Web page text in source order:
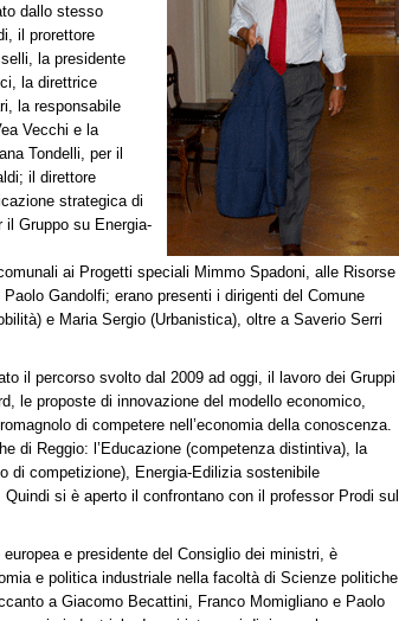
dallo stesso
il prorettore
la presidente
la direttrice
la responsabile
Vecchi e la
Tondelli, per il
il direttore
strategica di
il Gruppo su Energia-
ai Progetti speciali Mimmo Spadoni, alle Risorse
Gandolfi; erano presenti i dirigenti del Comune
e Maria Sergio (Urbanistica), oltre a Saverio Serri
il percorso svolto dal 2009 ad oggi, il lavoro dei Gruppi
le proposte di innovazione del modello economico,
di competere nell’economia della conoscenza.
di Reggio: l’Educazione (competenza distintiva), la
di competizione), Energia-Edilizia sostenibile
si è aperto il confrontano con il professor Prodi sul
e presidente del Consiglio dei ministri, è
e politica industriale nella facoltà di Scienze politiche
a Giacomo Becattini, Franco Momigliano e Paolo